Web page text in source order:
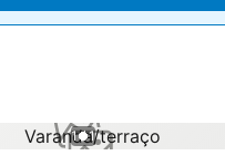
1 / 1